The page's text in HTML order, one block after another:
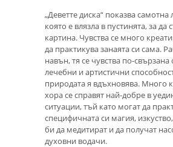
„Деветте диска“ показва самотна
която е влязла в пустинята, за да
картина. Чувства се много
да практикува занаята си сама.
навън, тя се чувства по-свързана
лечебни и артистични
природата я вдъхновява. Много
хора се справят най-добре в
ситуации, тъй като могат да
специфичната си магия,
би да медитират и да получат
духовни водачи.